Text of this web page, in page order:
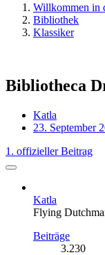
Willkommen in
Bibliothek
Klassiker
Bibliotheca
Katla
23. September
1. offizieller Beitrag
Katla
Flying
Beiträge
3.230